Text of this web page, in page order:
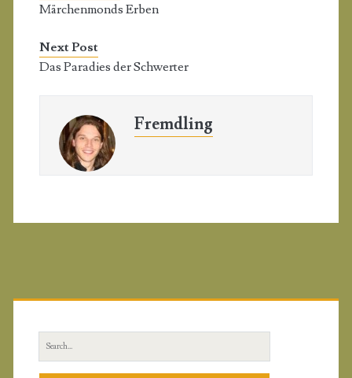
Märchenmonds Erben
Next Post
Das Paradies der Schwerter
Fremdling
P
e